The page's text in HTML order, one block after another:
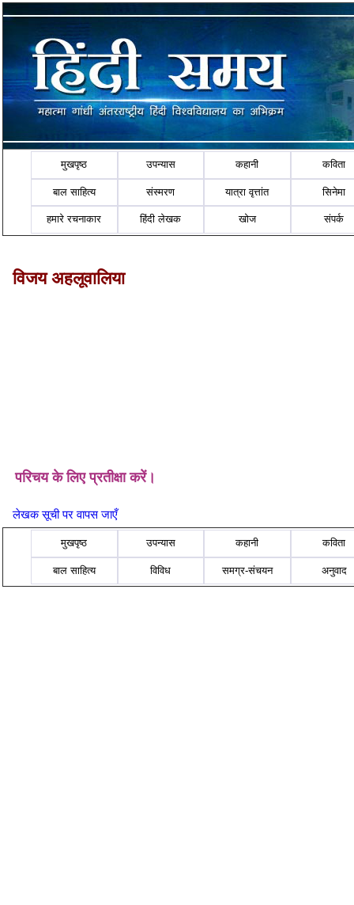
मुखपृष्ठ उपन्यास कहानी कविता
बाल साहित्य संस्मरण यात्रा वृत्तांत सिनेमा
हमारे रचनाकार हिंदी लेखक खोज संपर्क
विजय अहलूवालिया
परिचय के लिए प्रतीक्षा करें।
लेखक सूची पर वापस जाएँ
मुखपृष्ठ उपन्यास कहानी कविता
बाल साहित्य विविध समग्र-संचयन अनुवाद